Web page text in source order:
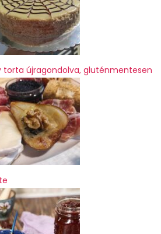
torta újragondolva, gluténmentesen